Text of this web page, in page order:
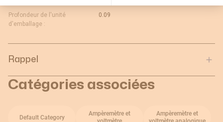
Profondeur de l'unité
d'emballage :
0.09
Rappel
Catégories associées
Default Category
Ampèremètre et
Ampèremètre et